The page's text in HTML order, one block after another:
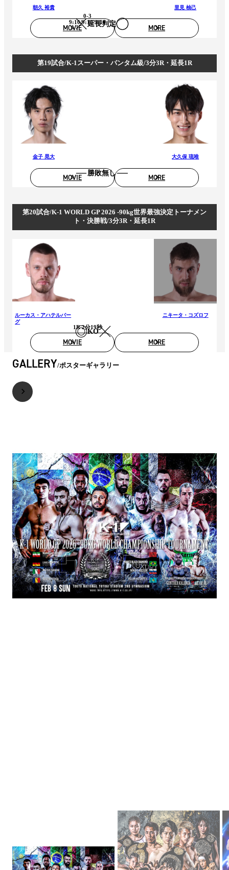
朝久 裕貴
延長判定
0-3
9:10/9:10/9:10
里見 柚己
MOVIE MORE
第19試合/K-1スーパー・バンタム級/3分3R・延長1R
金子 晃大
勝敗無し
大久保 琉唯
MOVIE MORE
第20試合/K-1 WORLD GP 2026 -90kg世界最強決定トーナメン
ト・決勝戦/3分3R・延長1R
ルーカス・アハテルバー
グ
KO
1R 2分19秒
ニキータ・コズロフ
MOVIE MORE
GALLERY ポスターギャラリー